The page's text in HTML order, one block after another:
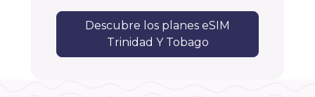
Descubre los planes eSIM
Trinidad Y Tobago